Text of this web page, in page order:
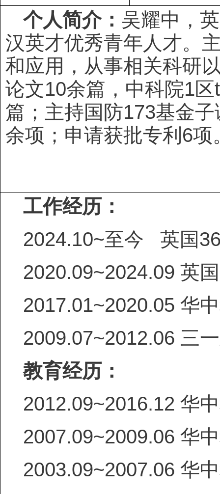
个人简介： 吴耀中，
汉英才优秀青年人才。
和应用，从事相关科研
论文10余篇，中科院1
篇；主持国防173基金
余项；申请获批专利6项
工作经历：
2024.10~至今
英国
2020.09~2024.09 英
2017.01~2020.05 华
2009.07~2012.06 三
教育经历：
2012.09~2016.12 华
2007.09~2009.06 华
2003.09~2007.06 华